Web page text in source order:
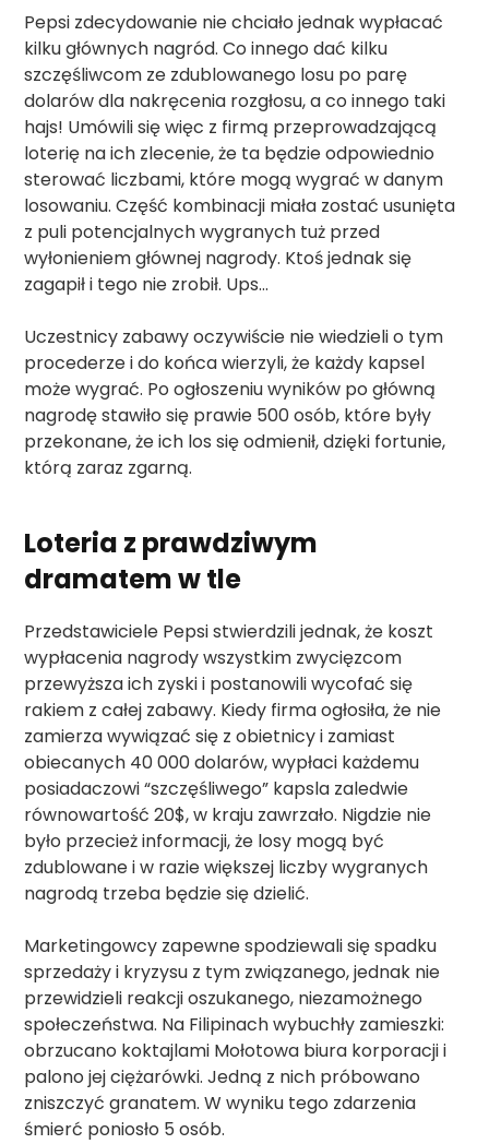
Pepsi zdecydowanie nie chciało jednak wypłacać
kilku głównych nagród. Co innego dać kilku
szczęśliwcom ze zdublowanego losu po parę
dolarów dla nakręcenia rozgłosu, a co innego taki
hajs! Umówili się więc z firmą przeprowadzającą
loterię na ich zlecenie, że ta będzie odpowiednio
sterować liczbami, które mogą wygrać w danym
losowaniu. Część kombinacji miała zostać usunięta
z puli potencjalnych wygranych tuż przed
wyłonieniem głównej nagrody. Ktoś jednak się
zagapił i tego nie zrobił. Ups…
Uczestnicy zabawy oczywiście nie wiedzieli o tym
procederze i do końca wierzyli, że każdy kapsel
może wygrać. Po ogłoszeniu wyników po główną
nagrodę stawiło się prawie 500 osób, które były
przekonane, że ich los się odmienił, dzięki fortunie,
którą zaraz zgarną.
Loteria z prawdziwym
dramatem w tle
Przedstawiciele Pepsi stwierdzili jednak, że koszt
wypłacenia nagrody wszystkim zwycięzcom
przewyższa ich zyski i postanowili wycofać się
rakiem z całej zabawy. Kiedy firma ogłosiła, że nie
zamierza wywiązać się z obietnicy i zamiast
obiecanych 40 000 dolarów, wypłaci każdemu
posiadaczowi “szczęśliwego” kapsla zaledwie
równowartość 20$, w kraju zawrzało. Nigdzie nie
było przecież informacji, że losy mogą być
zdublowane i w razie większej liczby wygranych
nagrodą trzeba będzie się dzielić.
Marketingowcy zapewne spodziewali się spadku
sprzedaży i kryzysu z tym związanego, jednak nie
przewidzieli reakcji oszukanego, niezamożnego
społeczeństwa. Na Filipinach wybuchły zamieszki:
obrzucano koktajlami Mołotowa biura korporacji i
palono jej ciężarówki. Jedną z nich próbowano
zniszczyć granatem. W wyniku tego zdarzenia
śmierć poniosło 5 osób.